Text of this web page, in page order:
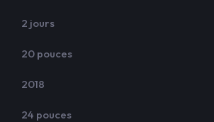
2 jours
20 pouces
2018
24 pouces